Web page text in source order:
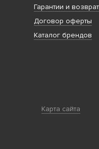
Гарантии и возврат
Договор оферты
Каталог брендов
Карта сайта